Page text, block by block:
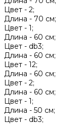
Цвет - 2;
Длина - 70 см;
Цвет - 1;
Длина - 60 см;
Цвет - db3;
Длина - 60 см;
Цвет - 12;
Длина - 60 см;
Цвет - 2;
Длина - 60 см;
Цвет - 1;
Длина - 50 см;
Цвет - db3;